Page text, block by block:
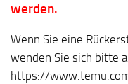
werden.
Wenn Sie eine
wenden Sie sich bitte
https://